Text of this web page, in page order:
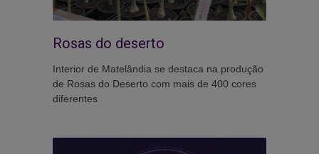
Rosas do deserto
Interior de Matelândia se destaca na produção
de Rosas do Deserto com mais de 400 cores
diferentes